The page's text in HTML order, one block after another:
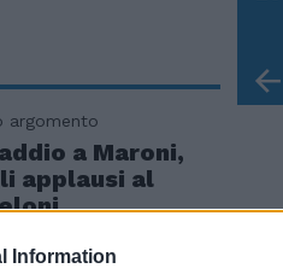
Information
argomento
a Maroni,
applausi al